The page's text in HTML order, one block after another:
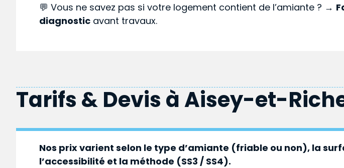
💬 Vous ne savez pas si votre logement contient de l’amiante ? →
diagnostic avant travaux.
Tarifs & Devis àAisey-et-
Nos prix varient selon le type d’amiante (friable ou non), la
l’accessibilité et la méthode (SS3 / SS4).